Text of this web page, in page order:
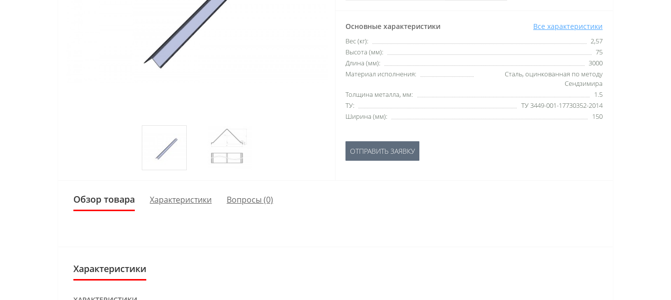
Основные характеристики Все характеристики
Вес (кг):
2,57
Высота (мм):
75
Длина (мм):
3000
Материал исполнения:
Сталь, оцинкованная по методу
Сендзимира
Толщина металла, мм:
1.5
ТУ:
ТУ 3449-001-17730352-2014
Ширина (мм):
150
ОТПРАВИТЬ ЗАЯВКУ
Обзор товара Характеристики Вопросы (0)
Характеристики